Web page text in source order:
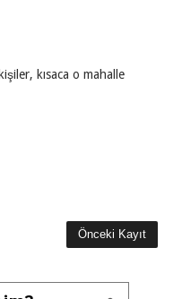
kısaca o mahalle
Önceki Kayıt